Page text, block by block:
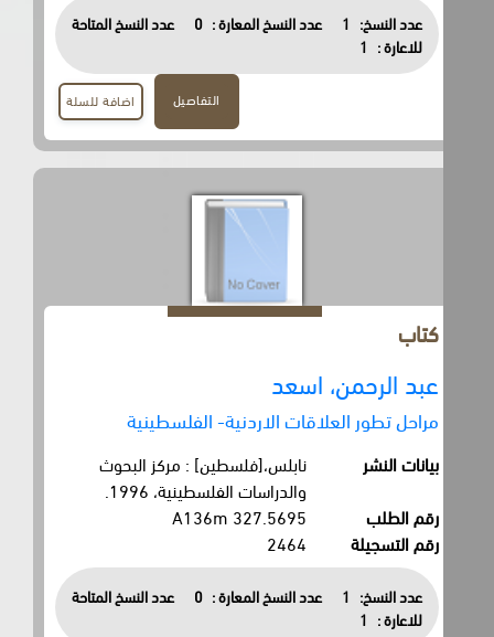
عدد النسخ: 1 عدد النسخ المعارة : 0
عدد النسخ المتاحة
للاعارة :
1
اضافة للسلة
عبد الرحمن، اسعد
مراحل تطور العلاقات الاردنية- الفلسطينية
بيانات النشر
نابلس،[فلسطين] : مركز البحوث
والدراسات الفلسطينية، 1996.
رقم الطلب
327.5695 A136m
رقم التسجيلة
2464
عدد النسخ: 1 عدد النسخ المعارة : 0
عدد النسخ المتاحة
للاعارة :
1